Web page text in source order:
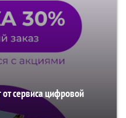
сервиса цифровой